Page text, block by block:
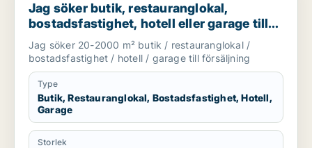
Jag söker butik, restauranglokal,
bostadsfastighet, hotell eller garage till
salu i Stockholms län
Jag söker 20-2000 m² butik / restauranglokal /
bostadsfastighet / hotell / garage till försäljning
Type
Butik, Restauranglokal, Bostadsfastighet, Hotell,
Garage
Storlek